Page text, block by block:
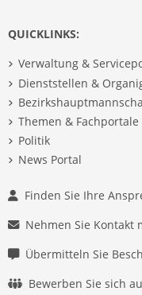
QUICKLINKS:
Verwaltung &
Dienststellen &
Themen & Fachportale
Politik
News Portal
Finden Sie Ihre
Nehmen Sie Kontakt
Übermitteln Sie
Bewerben Sie sich